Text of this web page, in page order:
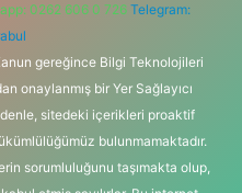
0262 606 0 726 Telegram:
gereğince Bilgi Teknolojileri
onaylanmış bir Yer Sağlayıcı
sitedeki içerikleri proaktif
bulunmamaktadır.
sorumluluğunu taşımakta olup,